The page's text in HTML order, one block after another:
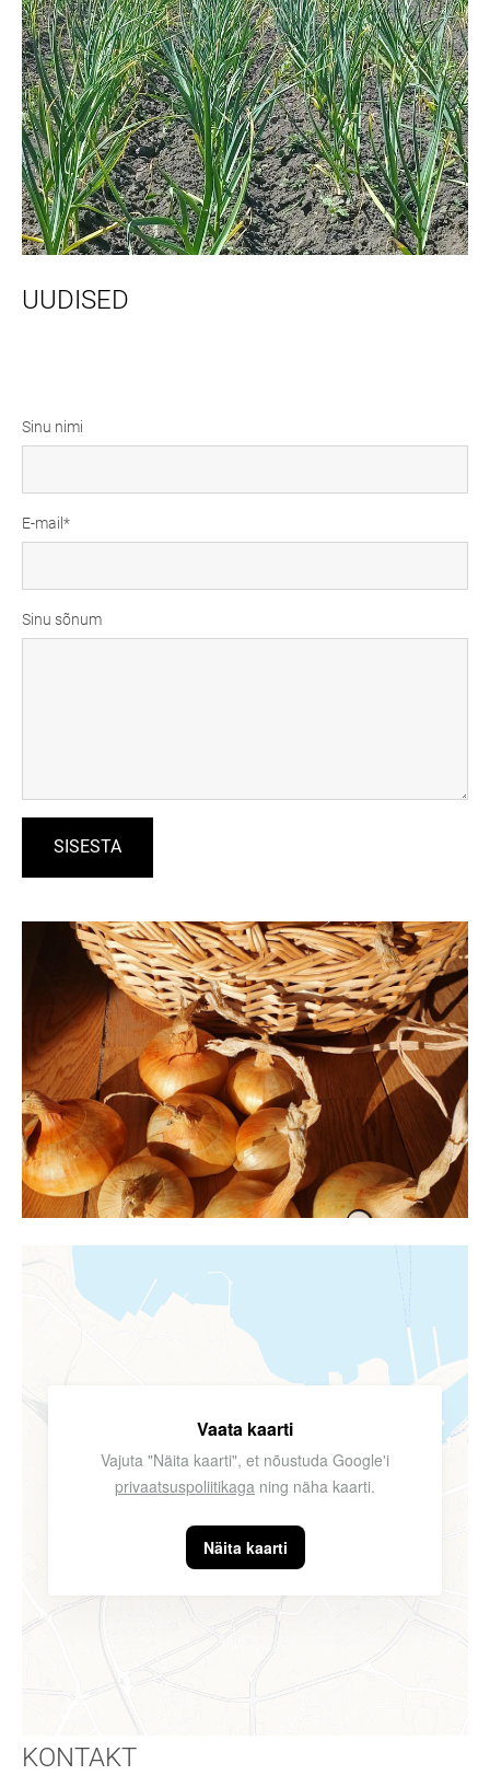
UUDISED
Sinu nimi
E-mail
Sinu sõnum
Vaata kaarti
Vajuta "Näita kaarti", et nõustuda Google'i
privaatsuspoliitikaga ning näha kaarti.
Näita kaarti
KONTAKT